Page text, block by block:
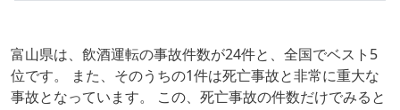
富山県は、飲酒運転の事故件数が24件と、全国でベスト5
位です。 また、そのうちの1件は死亡事故と非常に重大な
事故となっています。 この、死亡事故の件数だけでみると